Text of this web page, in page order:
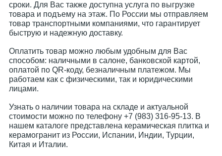
сроки. Для Вас также доступна услуга по выгрузке
товара и подъему на этаж. По России мы отправляем
товар транспортными компаниями, что гарантирует
быструю и надежную доставку.
Оплатить товар можно любым удобным для Вас
способом: наличными в салоне, банковской картой,
оплатой по QR-коду, безналичным платежом. Мы
работаем как с физическими, так и юридическими
лицами.
Узнать о наличии товара на складе и актуальной
стоимости можно по телефону +7 (983) 316-95-13. В
нашем каталоге представлена керамическая плитка и
керамогранит из России, Испании, Индии, Турции,
Китая и Италии.